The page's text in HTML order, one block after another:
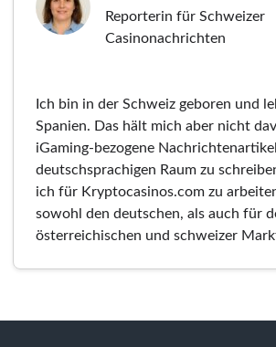
Reporterin für Schweizer
Casinonachrichten
Ich bin in der Schweiz geboren und
Spanien. Das hält mich aber nicht
iGaming-bezogene
deutschsprachigen Raum zu
ich für Kryptocasinos.com zu
sowohl den deutschen, als auch für
österreichischen und schweizer